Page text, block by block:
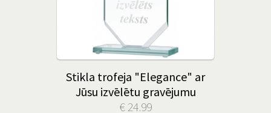
Stikla trofeja "Elegance" ar
Jūsu izvēlētu gravējumu
€ 24.99